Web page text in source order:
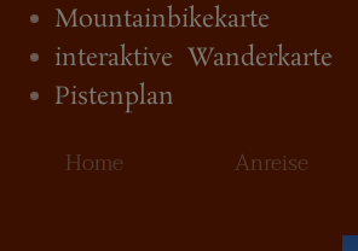
Mountainbikekarte
interaktive Wanderkarte
Pistenplan
Home Anreise